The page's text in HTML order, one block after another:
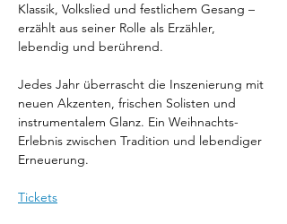
Klassik, Volkslied und festlichem Gesang –
erzählt aus seiner Rolle als Erzähler,
lebendig und berührend.
Jedes Jahr überrascht die Inszenierung mit
neuen Akzenten, frischen Solisten und
instrumentalem Glanz. Ein Weihnachts-
Erlebnis zwischen Tradition und lebendiger
Erneuerung.
Tickets